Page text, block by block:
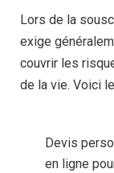
Lors de la
exige
couvrir les
de la vie. Voici
Devis
en ligne